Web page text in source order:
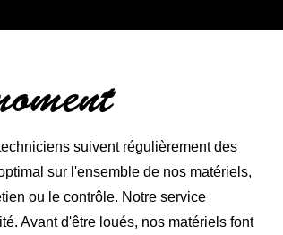
suivent régulièrement des
sur l'ensemble de nos matériels,
ou le contrôle. Notre service
Avant d'être loués, nos matériels font